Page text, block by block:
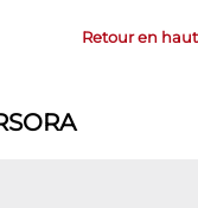
Retour en haut